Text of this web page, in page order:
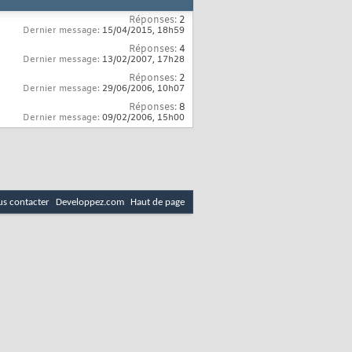
Réponses: 2
Dernier message: 15/04/2015, 18h59
Réponses:4
Dernier message: 13/02/2007, 17h28
Réponses: 2
Dernier message: 29/06/2006, 10h07
Réponses:8
Dernier message: 09/02/2006, 15h00
contacter Developpez.com Haut de page